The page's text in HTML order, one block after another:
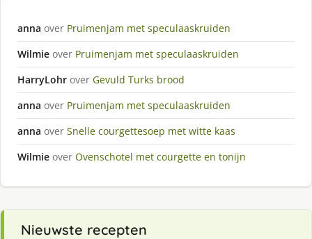
anna over Pruimenjam met speculaaskruiden
Wilmie over Pruimenjam met speculaaskruiden
HarryLohr over Gevuld Turks brood
anna over Pruimenjam met speculaaskruiden
anna over Snelle courgettesoep met witte kaas
Wilmie over Ovenschotel met courgette en tonijn
Nieuwste recepten